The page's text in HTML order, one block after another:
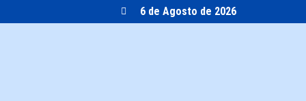
6 de Agosto de 2026